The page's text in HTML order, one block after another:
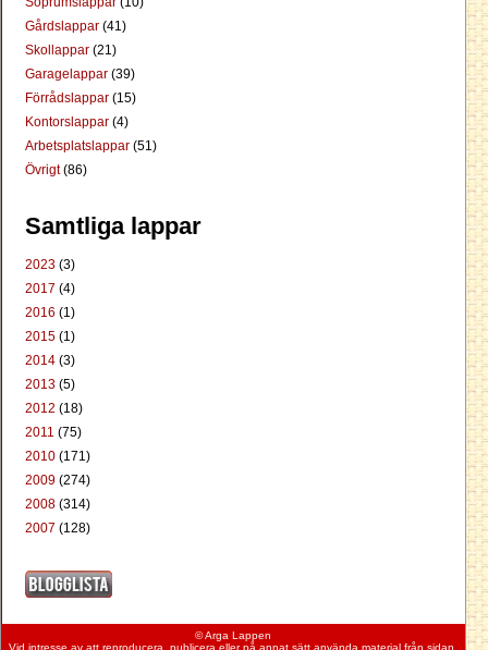
Gårdslappar (41)
Skollappar (21)
Garagelappar (39)
Förrådslappar (15)
Kontorslappar (4)
Arbetsplatslappar (51)
Övrigt(86)
Samtliga lappar
2023 (3)
2017 (4)
2016 (1)
2015 (1)
2014 (3)
2013 (5)
2012 (18)
2011 (75)
2010 (171)
2009 (274)
2008 (314)
2007 (128)
© Arga Lappen
Vid intresse av att reproducera, publicera eller på annat sätt använda material från sidan